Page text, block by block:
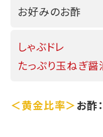
お好みのお酢
しゃぶドレ
たっぷり玉ねぎ醤
＜黄金比率＞お酢